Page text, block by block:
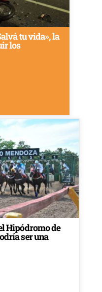
tu vida», la
los
Hipódromo de
ser una